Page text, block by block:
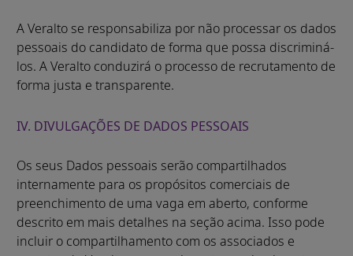
A Veralto se responsabiliza por não processar os dados
pessoais do candidato de forma que possa discriminá-
los. A Veralto conduzirá o processo de recrutamento de
forma justa e transparente.
IV. DIVULGAÇÕES DE DADOS PESSOAIS
Os seus Dados pessoais serão compartilhados
internamente para os propósitos comerciais de
preenchimento de uma vaga em aberto, conforme
descrito em mais detalhes na seção acima. Isso pode
incluir o compartilhamento com os associados e